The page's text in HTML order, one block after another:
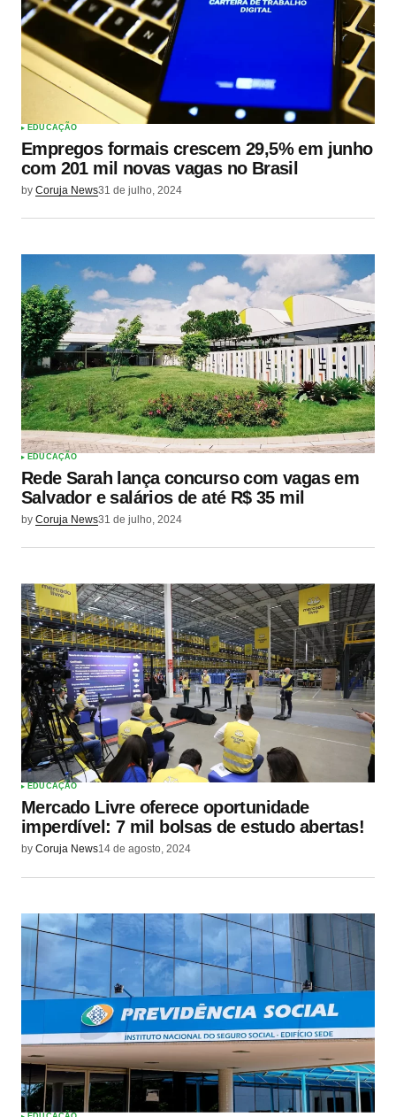
EDUCAÇÃO
Empregos formais crescem 29,5% em junho
com 201 mil novas vagas no Brasil
by Coruja News31 de julho, 2024
EDUCAÇÃO
Rede Sarah lança concurso com vagas em
Salvador e salários de até R$ 35 mil
by Coruja News31 de julho, 2024
EDUCAÇÃO
Mercado Livre oferece oportunidade
imperdível: 7 mil bolsas de estudo abertas!
by Coruja News14 de agosto, 2024